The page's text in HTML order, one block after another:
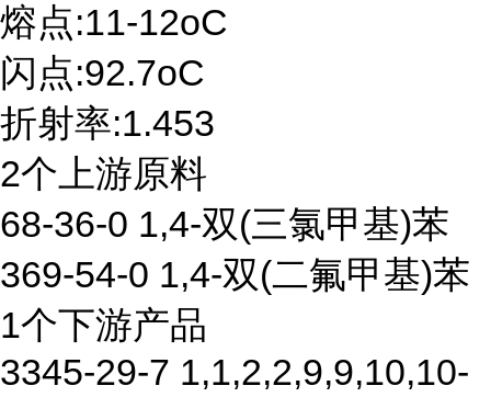
熔点:11-12oC
闪点:92.7oC
折射率:1.453
2个上游原料
68-36-0 1,4-双(三氯甲基)苯
369-54-0 1,4-双(二氟甲基)苯
1个下游产品
3345-29-7 1,1,2,2,9,9,10,10-